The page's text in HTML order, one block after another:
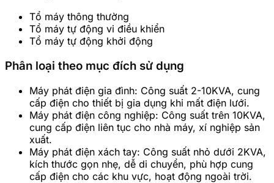
Tổ máy thông thường
Tổ máy tự động vi điều khiển
Tổ máy tự động khởi động
Phân loại theo mục đích sử dụng
Máy phát điện gia đình: Công suất 2-10KVA, cung
cấp điện cho thiết bị gia dụng khi mất điện lưới.
Máy phát điện công nghiệp: Công suất trên 10KVA,
cung cấp điện liên tục cho nhà máy, xí nghiệp sản
xuất.
Máy phát điện xách tay: Công suất nhỏ dưới 2KVA,
kích thước gọn nhẹ, dễ di chuyển, phù hợp cung
cấp điện cho các khu vực, hoạt động ngoài trời.